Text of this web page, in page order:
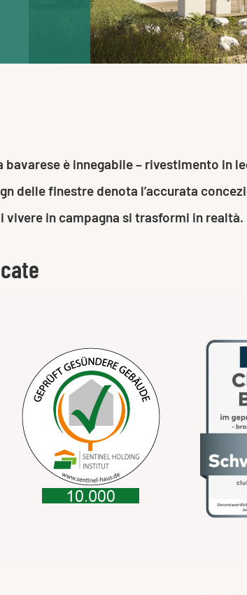
è innegabile – rivestimento in
delle finestre denota l’accurata
vivere in campagna si trasformi in realtà.